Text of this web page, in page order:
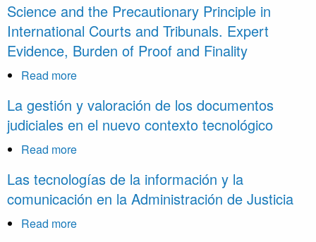
prueba
en
la
Science and the Precautionary Principle in
International Courts and Tribunals. Expert
Evidence, Burden of Proof and Finality
Read more
and
the
in
International
La gestión y valoración de los documentos
judiciales en el nuevo contexto tecnológico
Read more
gestión
y
Las tecnologías de la información y la
comunicación en la Administración de Justicia
Read more